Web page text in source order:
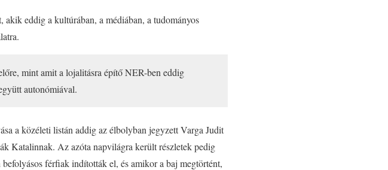
eddig a kultúrában, a médiában, a tudományos
mint amit a lojalitásra építő NER-ben eddig
autonómiával.
a közéleti listán addig az élbolyban jegyzett Varga Judit
Katalinnak. Az azóta napvilágra került részletek pedig
férfiak indították el, és amikor a baj megtörtént,